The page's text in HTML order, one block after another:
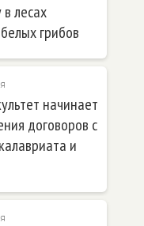
лесах
грибов
начинает
договоров с
и